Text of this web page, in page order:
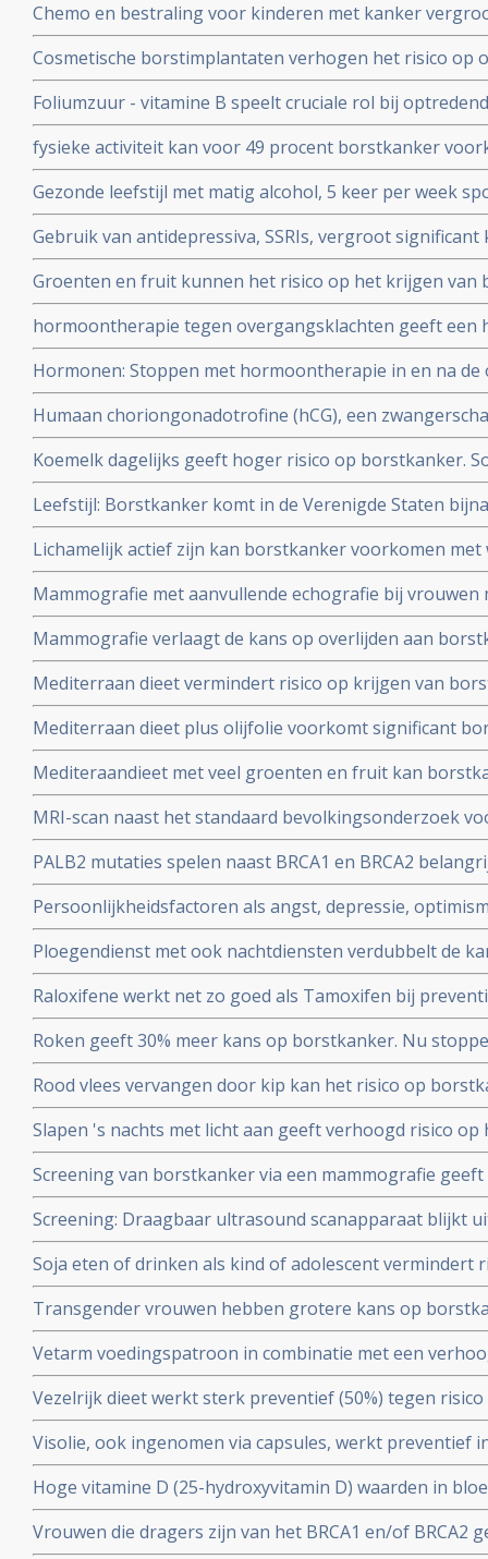
Chemo en bestraling voor kinderen met kanker
krijgen van borstkanker voor hun 40e jaar in
Cosmetische borstimplantaten verhogen het risico op
28 tot 38 procent
Foliumzuur - vitamine B speelt cruciale rol bij
gerelateerd zijn aan risico op kanker en specifiek bij
fysieke activiteit kan voor 49 procent borstkanker
veroorzaakt overgewicht en weinig bewegen en
Gezonde leefstijl met matig alcohol, 5 keer per week
worden heeft positief effect op het risico borstkanker
overgang
Gebruik van antidepressiva, SSRIs, vergroot
eierstokkanker blijkt uit grote meta analyse.
Groenten en fruit kunnen het risico op het krijgen van
verminderen. Vooral de vormen van borstkanker met
markers die negatief zijn is te voorkomen met een
hormoontherapie tegen overgangsklachten geeft een
werd gedacht. Blijkt uit grote meta-analyse van 58
Hormonen: Stoppen met hormoontherapie in en na
vooral borstkanker (11%) en eierstokkanker (20%) .
Humaan choriongonadotrofine (hCG), een
opmerkelijk effect op het genexpressieprofiel van
die geen anticonceptie gebruikten.
Koemelk dagelijks geeft hoger risico op borstkanker.
yoghurt en kaas geven geen hoger risico. Blijkt uit
onder ruim 50.000 vrouwen
Leefstijl: Borstkanker komt in de Verenigde Staten
Zuid-Amerika en wordt vooral veroorzaakt door
Lichamelijk actief zijn kan borstkanker voorkomen met
dit geldt alleen voor hormoongevoelige vormen van
Mammografie met aanvullende echografie bij
betere resultaten in vergelijking met mammografie
en in vergelijking met mammografie met echografie +
Mammografie verlaagt de kans op overlijden aan
aantal gevorderde borstkanker op 10-jaars meting in
geen mammografie hadden gehad.
Mediterraan dieet vermindert risico op krijgen van
meta-analyse van 18 studies.
Mediterraan dieet plus olijfolie voorkomt significant
agressieve vorm van borstkanker, blijkt uit
naar risico op hart- en vaatziektes bij vrouwen uit
Mediteraandieet met veel groenten en fruit kan
hormoongevoelige borstkanker (tot 40 procent)
overgang
MRI-scan naast het standaard bevolkingsonderzoek
en kan vrouwen met dicht borstweefsel helpen
vaker vals alarm
PALB2 mutaties spelen naast BRCA1 en BRCA2
borstkanker. Blijkt uit DNA studie onder ruim een
verder onderzoeken.
Persoonlijkheidsfactoren als angst, depressie,
het wel of niet krijgen van borstkanker, blijkt uit
Ploegendienst met ook nachtdiensten verdubbelt de
borstkanker
Raloxifene werkt net zo goed als Tamoxifen bij
vrouwen met significant minder bijwerkingen.
Roken geeft 30% meer kans op borstkanker. Nu
als preventie..
Rood vlees vervangen door kip kan het risico op
verhoogt namelijk het risico, kip verkleint het risico op
Slapen 's nachts met licht aan geeft verhoogd risico
Hoe meer licht 's nachts hoe groter het risico.
Screening van borstkanker via een mammografie
uiteindelijke overlevingscijfers blijkt uit 25 jarige studie
leeftijd van 40 tot 59 jaar in Canada.
Screening: Draagbaar ultrasound scanapparaat blijkt
bij ontdekken van kwaadaardige tumoren bij mensen
van borstkanker copy 1
Soja eten of drinken als kind of adolescent vermindert
leeftijd.
Transgender vrouwen hebben grotere kans op
gebruikten, blijkt uit Nederlandse studie
Vetarm voedingspatroon in combinatie met een
fruit en granen kan het risico op overlijden als gevolg
postmenopauzale vrouwen verminderen blijkt uit
Vezelrijk dieet werkt sterk preventief (50%) tegen
vrouwen (in leeftijd voor de overgang).
Visolie, ook ingenomen via capsules, werkt preventief
borstkanker bij vrouwen in de leeftijd na de overgang.
bevolkingstudie onder 35.000 vrouwen. Artikel
Hoge vitamine D (25-hydroxyvitamin D) waarden in
risico - 44 procent - op overlijden aan borstkanker dan
moment van diagnose copy 1
Vrouwen die dragers zijn van het BRCA1 en/of BRCA2